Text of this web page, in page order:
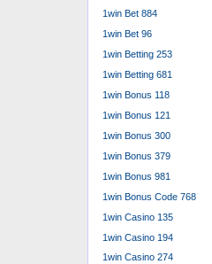
1win Bet 884
1win Bet 96
1win Betting 253
1win Betting 681
1win Bonus 118
1win Bonus 121
1win Bonus 300
1win Bonus 379
1win Bonus 981
1win Bonus Code 768
1win Casino 135
1win Casino 194
1win Casino 274